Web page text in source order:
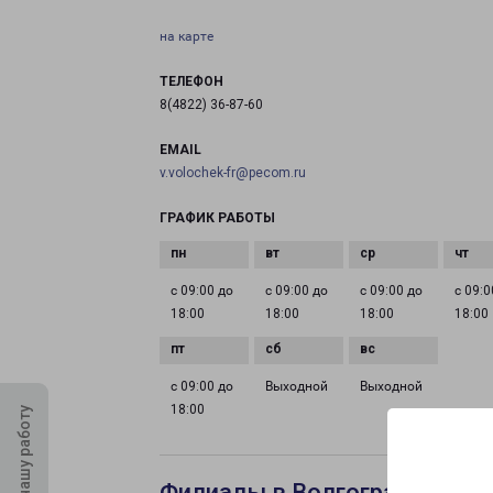
на карте
ТЕЛЕФОН
8(4822) 36-87-60
EMAIL
v.volochek-fr@pecom.ru
ГРАФИК РАБОТЫ
с 09:00 до
18:00
с 09:00 до
18:00
с 09:00 до
18:00
с
18:00
с 09:00 до
18:00
Выходной Выходной